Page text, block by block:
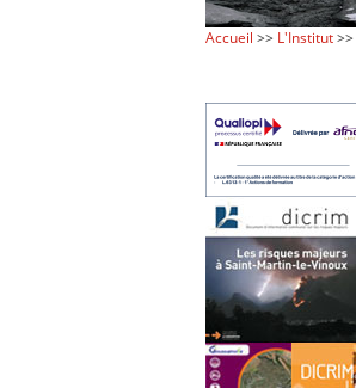
Accueil >> L'Institut>>